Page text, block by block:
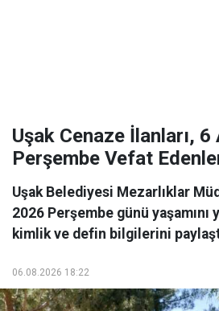
Uşak Cenaze İlanları,
Perşembe Vefat
Uşak Belediyesi Mezarlıklar
2026 Perşembe günü yaşamını
kimlik ve defin bilgilerini
06.08.2026 18:22